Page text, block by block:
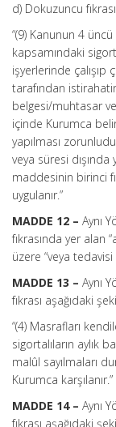
d) Dokuzuncu
“(9) Kanunun 4
kapsamındaki
işyerlerinde çalışıp
tarafından
belgesi/muhtasar
içinde Kurumca
yapılması
veya süresi
maddesinin birinci
uygulanır.”
MADDE 12 – Aynı
fıkrasında yer alan
üzere “veya
MADDE 13 – Aynı
fıkrası aşağıdaki
“(4) Masrafları
sigortalıların aylık
malûl sayılmaları
Kurumca karşılanır.”
MADDE 14 – Aynı
fıkrası aşağıdaki